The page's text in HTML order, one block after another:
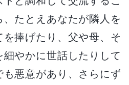
たとえあなたが隣人を
捧げたり、父や母、そ
細やかに世話したりして
も悪意があり、さらにず